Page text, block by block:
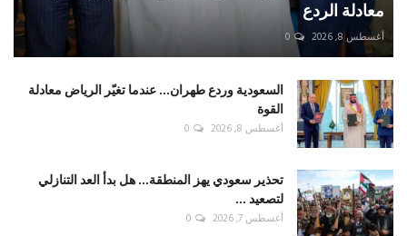
معادلة الردع
أغسطس 8, 2026 0
السعودية وردع طهران... عندما تغيّر الرياض معادلة
القوة
أغسطس 8, 2026 0
تحذير سعودي يهز المنطقة... هل بدأ العد التنازلي
لتصعيد ...
أغسطس 7, 2026 0